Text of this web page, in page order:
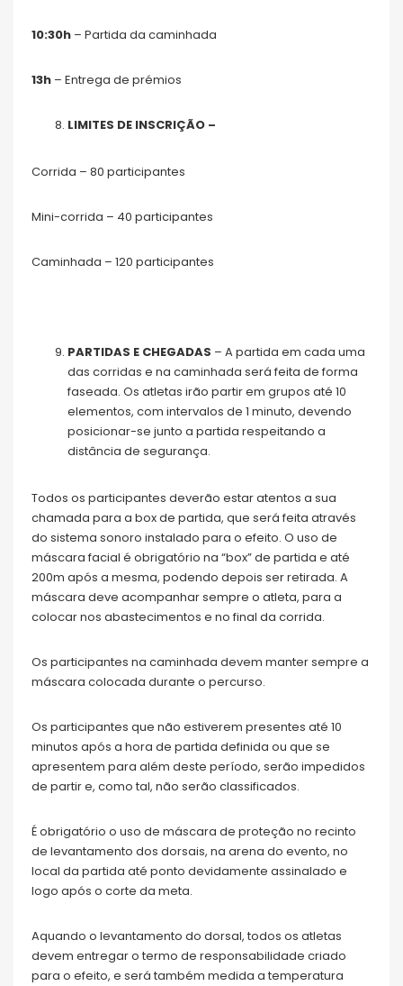
10:30h – Partida da caminhada
13h – Entrega de prémios
LIMITES DE INSCRIÇÃO –
Corrida – 80 participantes
Mini-corrida – 40 participantes
Caminhada – 120 participantes
PARTIDAS E CHEGADAS – A partida em cada uma
das corridas e na caminhada será feita de forma
faseada. Os atletas irão partir em grupos até 10
elementos, com intervalos de 1 minuto, devendo
posicionar-se junto a partida respeitando a
distância de segurança.
Todos os participantes deverão estar atentos a sua
chamada para a box de partida, que será feita através
do sistema sonoro instalado para o efeito. O uso de
máscara facial é obrigatório na “box” de partida e até
200m após a mesma, podendo depois ser retirada. A
máscara deve acompanhar sempre o atleta, para a
colocar nos abastecimentos e no final da corrida.
Os participantes na caminhada devem manter sempre a
máscara colocada durante o percurso.
Os participantes que não estiverem presentes até 10
minutos após a hora de partida definida ou que se
apresentem para além deste período, serão impedidos
de partir e, como tal, não serão classificados.
É obrigatório o uso de máscara de proteção no recinto
de levantamento dos dorsais, na arena do evento, no
local da partida até ponto devidamente assinalado e
logo após o corte da meta.
Aquando o levantamento do dorsal, todos os atletas
devem entregar o termo de responsabilidade criado
para o efeito, e será também medida a temperatura